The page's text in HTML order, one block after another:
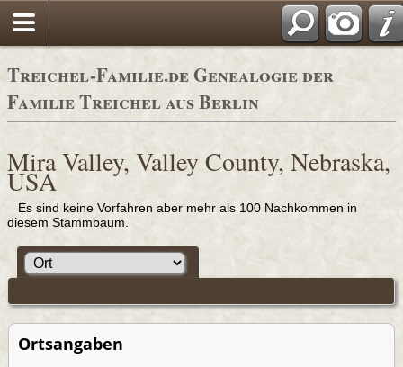
Treichel-Familie.de Genealogie der
Familie Treichel aus Berlin
Mira Valley, Valley County, Nebraska,
USA
Es sind keine Vorfahren aber mehr als 100 Nachkommen in
diesem Stammbaum.
Ortsangaben